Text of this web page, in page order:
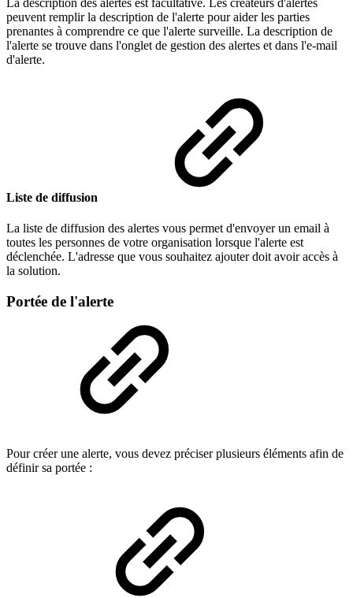
peuvent remplir la description de l'alerte pour aider les parties
prenantes à comprendre ce que l'alerte surveille. La description de
l'alerte se trouve dans l'onglet de gestion des alertes et dans l'e-mail
d'alerte.
Liste de diffusion
La liste de diffusion des alertes vous permet d'envoyer un email à
toutes les personnes de votre organisation lorsque l'alerte est
déclenchée. L'adresse que vous souhaitez ajouter doit avoir accès à
la solution.
Portée de l'alerte
Pour créer une alerte, vous devez préciser plusieurs éléments afin de
définir sa portée :